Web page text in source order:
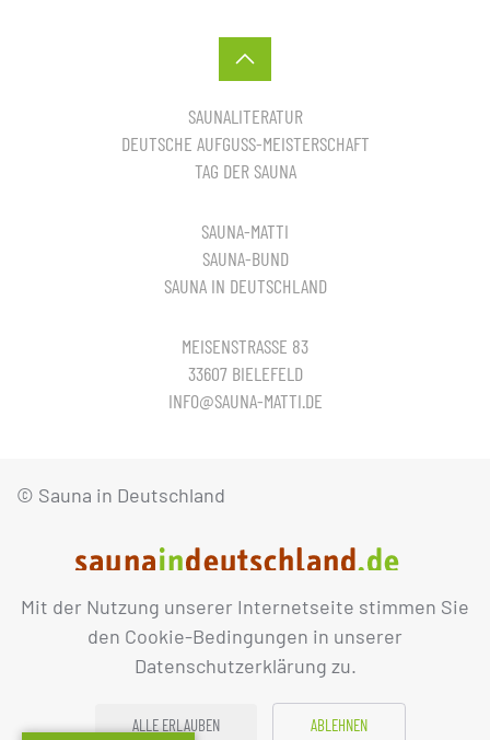
Mit der Nutzung unserer Internetseite stimmen Sie
den Cookie-Bedingungen in unserer
Datenschutzerklärung zu.
ALLE ERLAUBEN ABLEHNEN
SAUNALITERATUR
DEUTSCHE AUFGUSS-MEISTERSCHAFT
TAG DER SAUNA
SAUNA-MATTI
SAUNA-BUND
SAUNA IN DEUTSCHLAND
MEISENSTRASSE 83
33607 BIELEFELD
INFO@SAUNA-MATTI.DE
© Sauna in Deutschland
IMPRESSUM DATENSCHUTZ